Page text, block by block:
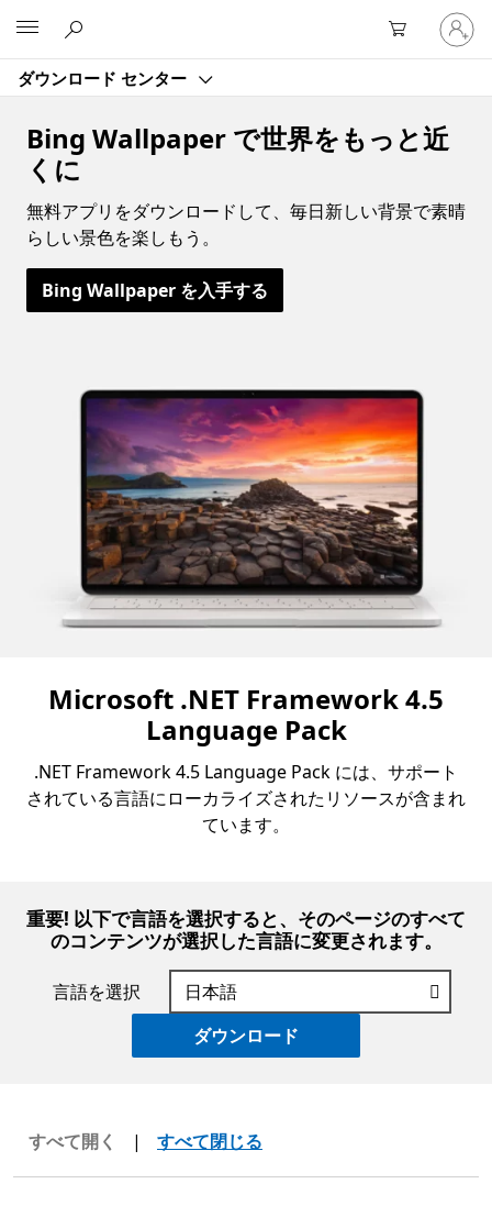
ダウンロード センター
ア
カ
ウ
に
サ
ン
イ
Bing Wallpaper で世界をもっと近
くに
無料アプリをダウンロードして、毎日新しい背景で素晴
らしい景色を楽しもう。
Bing Wallpaper を入手する
Microsoft .NET Framework 4.5
Language Pack
.NET Framework 4.5 Language Pack には、サポート
されている言語にローカライズされたリソースが含まれ
ています。
重要! 以下で言語を選択すると、そのページのすべて
のコンテンツが選択した言語に変更されます。
言語を選択
ダウンロード
すべて開く | すべて閉じる